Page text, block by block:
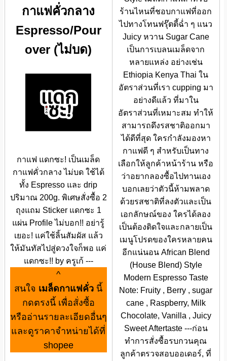
กาแฟคั่วกลาง
Espresso/Pour
over (ไม่บด)
กาแฟ แดกซะ! เป็นเมล็ด
กาแฟคั่วกลาง ไม่บด ใช้ได้
ทั้ง Espresso และ drip
ปริมาณ 200g. พิเศษสั่งซื้อ 2
ถุงแถม Sticker แดกซะ 1
แผ่น Profile ไม่บอก!! อย่ารู้
เยอะ! แค่ใช้ลิ้นสัมผัส แล้ว
ให้มันทัสไปสู่ดวงใจก็พอ แค่
แดกซะ!! by ครูเก้ ---
^
สนใจ เมล็ดกาแฟคั่ว นี้
กดตรงนี้ เพื่อสั่งซื้อ
หรืออ่านรายละเอียดอื่นๆ
และดูราคาจำหน่ายได้ที่
shopee
ร้านไหนที่ชอบกาแฟที่ออก
ไปทางโทนฟรุ๊ตตี้ฉ่ำ ๆ แนว
Juicy หวาน Sugar Cane
เป็นการเบลนเมล็ดจาก
หลายแหล่ง อย่างเช่น
Ethiopia Kenya Thai ใน
อัตราส่วนที่เรา cupping มา
อย่างดีแล้ว ที่มาใน
อัตราส่วนที่เหมาะสม ทำให้
สามารถดึงรสชาติออกมา
ได้ดีที่สุด ใครกำลังมองหา
กาแฟดี ๆ สำหรับเป็นทาง
เลือกให้ลูกค้าหน้าร้าน หรือ
ว่าอยากลองซื้อไปทานเอง
บอกเลยว่าตัวนี้ห้ามพลาด
ด้วยรสชาติที่ลงตัวและเป็น
เอกลักษณ์ของ ใครได้ลอง
เป็นต้องติดใจและกลายเป็น
เมนูโปรดของใครหลายคน
อีกแน่นอน African Blend
(House Blend) Style
Modern Espresso Taste
Note: Fruity , Berry , sugar
cane , Raspberry, Milk
Chocolate, Vanilla , Juicy
Sweet Aftertaste ---ก่อน
ทำการสั่งซื้อรบกวนคุณ
ลูกค้าตรวจสอบออเดอร์, ที่